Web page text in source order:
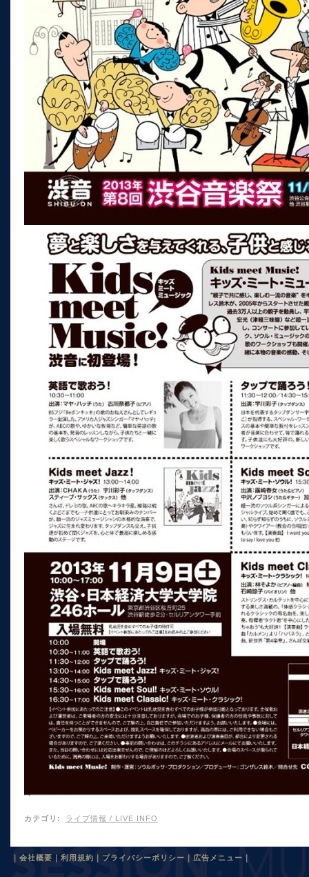
カテゴリ : ライブ情報 / LIVE INFO
｜ 会社概要 ｜ 利用規約 ｜ プライバシーポリシー ｜ 広告メニュー ｜